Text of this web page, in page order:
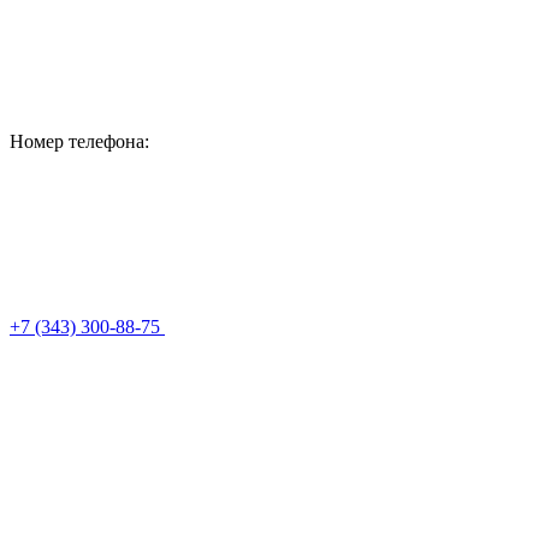
Номер телефона:
+7 (343) 300-88-75